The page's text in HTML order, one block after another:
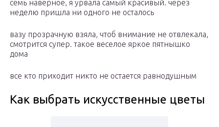
семь наверное, я урвала самый красивый. через
неделю пришла ни одного не осталось
вазу прозрачную взяла, чтоб внимание не отвлекала,
смотрится супер. такое веселое яркое пятнышко
дома
все кто приходит никто не остается равнодушным
Как выбрать искусственные цветы